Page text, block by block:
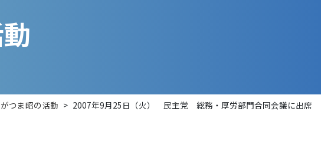
動
つま昭の活動 > 2007年9月25日（火） 民主党 総務・厚労部門合同会議に出席